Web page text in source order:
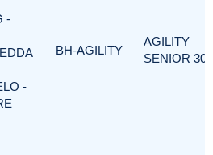
-
-
BH-AGILITY
AGILITY
SENIOR 300